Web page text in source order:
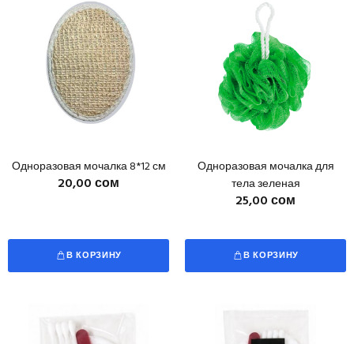
Одноразовая мочалка 8*12 см
20,00 сом
В КОРЗИНУ
Одноразовая мочалка для
тела зеленая
25,00 сом
В КОРЗИНУ